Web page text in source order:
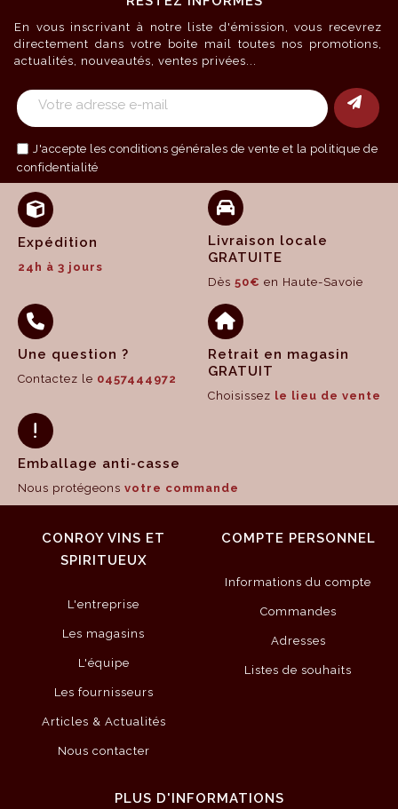
En vous inscrivant à notre liste d'émission, vous recevrez
directement dans votre boite mail toutes nos promotions,
actualités, nouveautés, ventes privées...
J'accepte les conditions générales de vente et la politique de
confidentialité
Expédition
24h à 3 jours
Livraison locale
GRATUITE
Dès 50€ en Haute-Savoie
Une question ?
Contactez le 0457444972
Retrait en magasin
GRATUIT
Choisissez le lieu de vente
Emballage anti-casse
Nous protégeons votre commande
CONROY VINS ET
SPIRITUEUX
L'entreprise
Les magasins
L'équipe
Les fournisseurs
Articles & Actualités
Nous contacter
COMPTE PERSONNEL
Informations du compte
Commandes
Adresses
Listes de souhaits
PLUS D'INFORMATIONS